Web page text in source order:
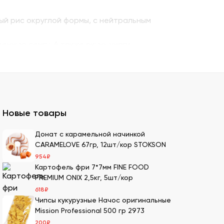
рис округлой формы, с нейтральным
семгу. А также окунь унаги,
– для последнего штриха к оформлению.
оптовой партией в нашей компании.
20-летний опыт в этой сфере, поэтому
Новые товары
Донат с карамельной начинкой
CARAMELOVE 67гр, 12шт/кор STOKSON
954₽
Картофель фри 7*7мм FINE FOOD
PREMIUM ONIX 2,5кг, 5шт/кор
618₽
Чипсы кукурузные Начос оригинальные
Mission Professional 500 гр 2973